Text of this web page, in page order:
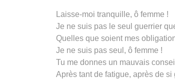
Laisse-moi tranquille, ô femme !
Je ne suis pas le seul guerrier
Quelles que soient mes
Je ne suis pas seul, ô femme !
Tu me donnes un mauvais
Après tant de fatigue, après de si